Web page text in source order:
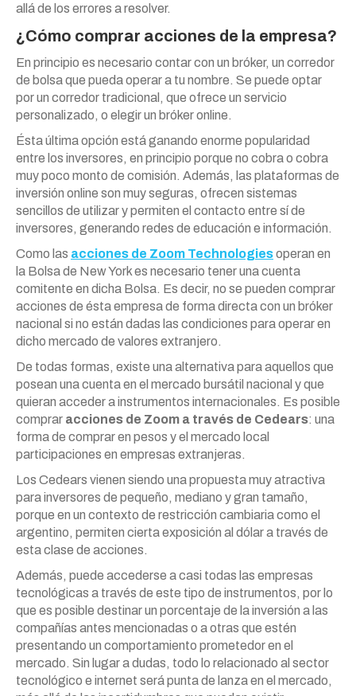
allá de los errores a resolver.
¿Cómo comprar acciones de la empresa?
En principio es necesario contar con un bróker, un corredor
de bolsa que pueda operar a tu nombre. Se puede optar
por un corredor tradicional, que ofrece un servicio
personalizado, o elegir un bróker online.
Ésta última opción está ganando enorme popularidad
entre los inversores, en principio porque no cobra o cobra
muy poco monto de comisión. Además, las plataformas de
inversión online son muy seguras, ofrecen sistemas
sencillos de utilizar y permiten el contacto entre sí de
inversores, generando redes de educación e información.
Como las acciones de Zoom Technologiesoperan en
la Bolsa de New York es necesario tener una cuenta
comitente en dicha Bolsa. Es decir, no se pueden comprar
acciones de ésta empresa de forma directa con un bróker
nacional si no están dadas las condiciones para operar en
dicho mercado de valores extranjero.
De todas formas, existe una alternativa para aquellos que
posean una cuenta en el mercado bursátil nacional y que
quieran acceder a instrumentos internacionales. Es posible
comprar acciones de Zoom a través de Cedears: una
forma de comprar en pesos y el mercado local
participaciones en empresas extranjeras.
Los Cedears vienen siendo una propuesta muy atractiva
para inversores de pequeño, mediano y gran tamaño,
porque en un contexto de restricción cambiaria como el
argentino, permiten cierta exposición al dólar a través de
esta clase de acciones.
Además, puede accederse a casi todas las empresas
tecnológicas a través de este tipo de instrumentos, por lo
que es posible destinar un porcentaje de la inversión a las
compañías antes mencionadas o a otras que estén
presentando un comportamiento prometedor en el
mercado. Sin lugar a dudas, todo lo relacionado al sector
tecnológico e internet será punta de lanza en el mercado,